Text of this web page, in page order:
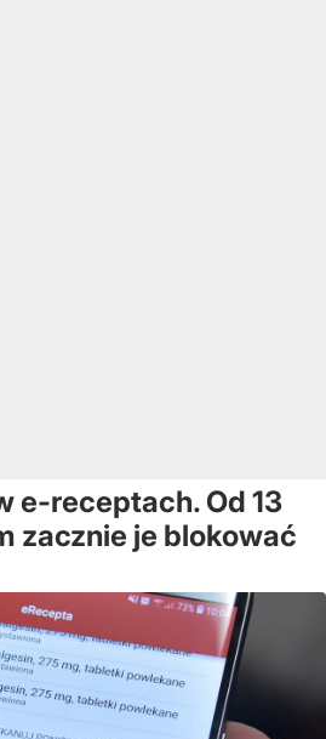
e-receptach. Od 13
zacznie je blokować